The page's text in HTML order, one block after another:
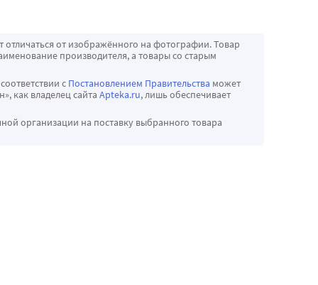
от изображённого на фотографии. Товар
производителя, а товары со старым
с Постановлением Правительства может
как владелец сайта Apteka.ru, лишь обеспечивает
организации на поставку выбранного товара